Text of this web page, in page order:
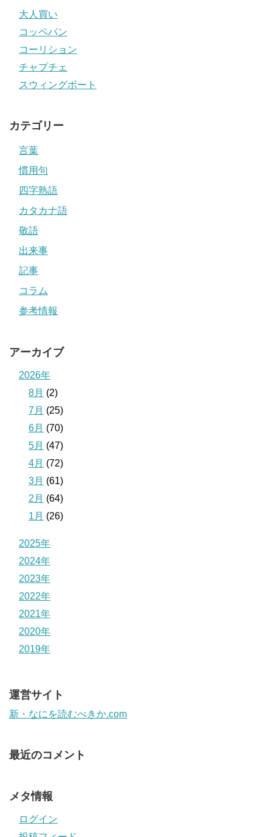
大人買い
コッペパン
コーリション
チャプチェ
スウィングボート
カテゴリー
言葉
慣用句
四字熟語
カタカナ語
敬語
出来事
記事
コラム
参考情報
アーカイブ
2026年
8月 (2)
7月 (25)
6月 (70)
5月 (47)
4月 (72)
3月 (61)
2月 (64)
1月 (26)
2025年
2024年
2023年
2022年
2021年
2020年
2019年
運営サイト
新・なにを読むべきか.com
最近のコメント
メタ情報
ログイン